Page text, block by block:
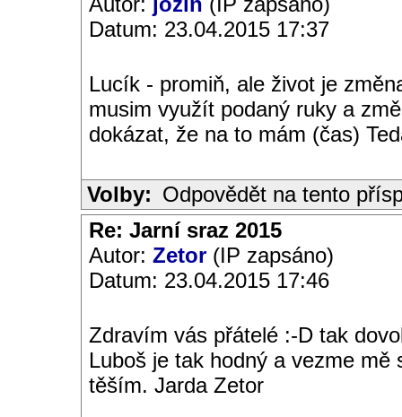
Datum: 23.04.2015 17:37
Lucík - promiň, ale život je
musim využít podaný ruky a
dokázat, že na to mám (čas)
Volby: Odpovědět na tento
Re: Jarní sraz 2015
Autor: Zetor (IP zapsáno)
Datum: 23.04.2015 17:46
Zdravím vás přátelé :-D tak
Luboš je tak hodný a vezme
těším. Jarda Zetor